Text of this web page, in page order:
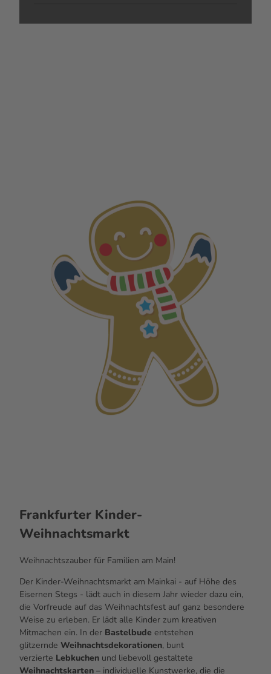
Frankfurter Kinder-
Weihnachtsmarkt
Weihnachtszauber für Familien am Main!
Der Kinder-Weihnachtsmarkt am Mainkai - auf Höhe des
Eisernen Stegs - lädt auch in diesem Jahr wieder dazu ein,
die Vorfreude auf das Weihnachtsfest auf ganz besondere
Weise zu erleben. Er lädt alle Kinder zum kreativen
Mitmachen ein. In der Bastelbude entstehen
glitzernde Weihnachtsdekorationen, bunt
verzierte Lebkuchen und liebevoll gestaltete
Weihnachtskarten – individuelle Kunstwerke, die die